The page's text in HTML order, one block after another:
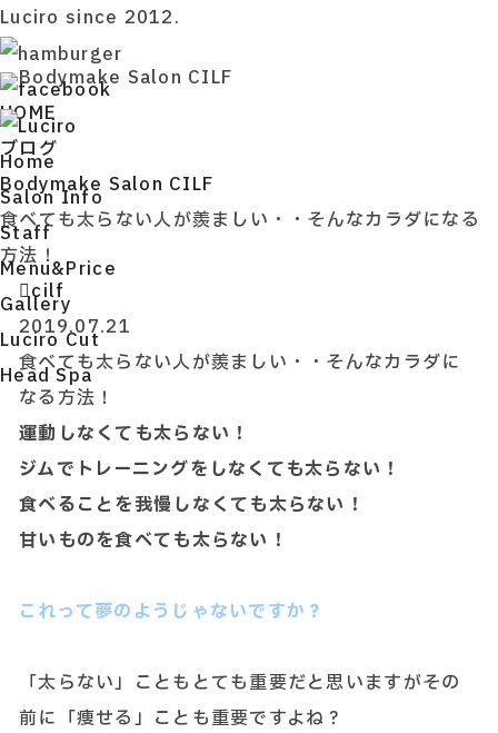
Luciro since 2012.
Home
Salon Info
Staff
Menu&Price
Gallery
Luciro Cut
Head Spa
Bodymake Salon CILF
HOME
ブログ
Bodymake Salon CILF
食べても太らない人が羨ましい・・そんなカラダになる
方法！
cilf
2019.07.21
食べても太らない人が羨ましい・・そんなカラダに
なる方法！
運動しなくても太らない！
ジムでトレーニングをしなくても太らない！
食べることを我慢しなくても太らない！
甘いものを食べても太らない！
これって夢のようじゃないですか？
「太らない」こともとても重要だと思いますがその
前に「痩せる」ことも重要ですよね？